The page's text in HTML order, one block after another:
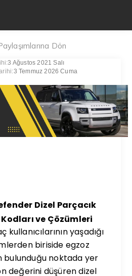
Dön
3 Ağustos 2021 Salı
3 Temmuz 2026 Cuma
Dizel Parçacık
ve Çözümleri
yaşadığı
biriside egzoz
bulunduğu noktada yer
değerini düşüren dizel